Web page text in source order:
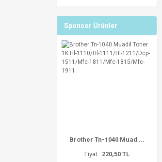
Sponsor Ürünler
Brother Tn-1040 Muad ...
Fiyat : 220,50 TL